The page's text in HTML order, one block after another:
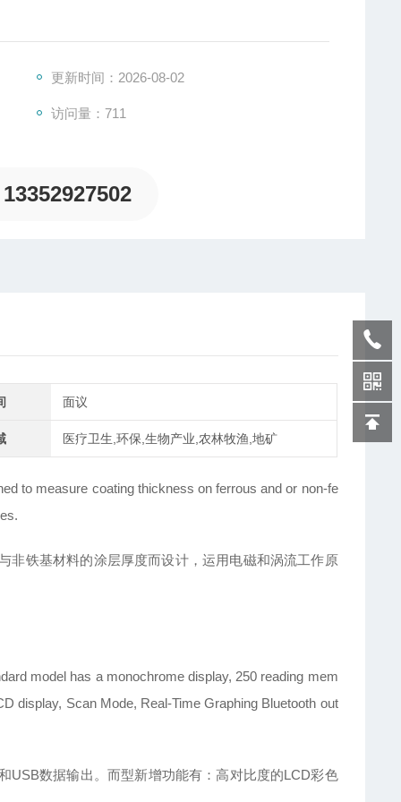
更新时间：2026-08-02
访问量：711
13352927502
面议
医疗卫生,环保,生物产业,农林牧渔,地矿
to measure coating thickness on ferrous and or non-fe
非铁基材料的涂层厚度而设计，运用电磁和涡流工作原
model has a monochrome display, 250 reading mem
display, Scan Mode, Real-Time Graphing Bluetooth out
USB数据输出。而型新增功能有：高对比度的LCD彩色